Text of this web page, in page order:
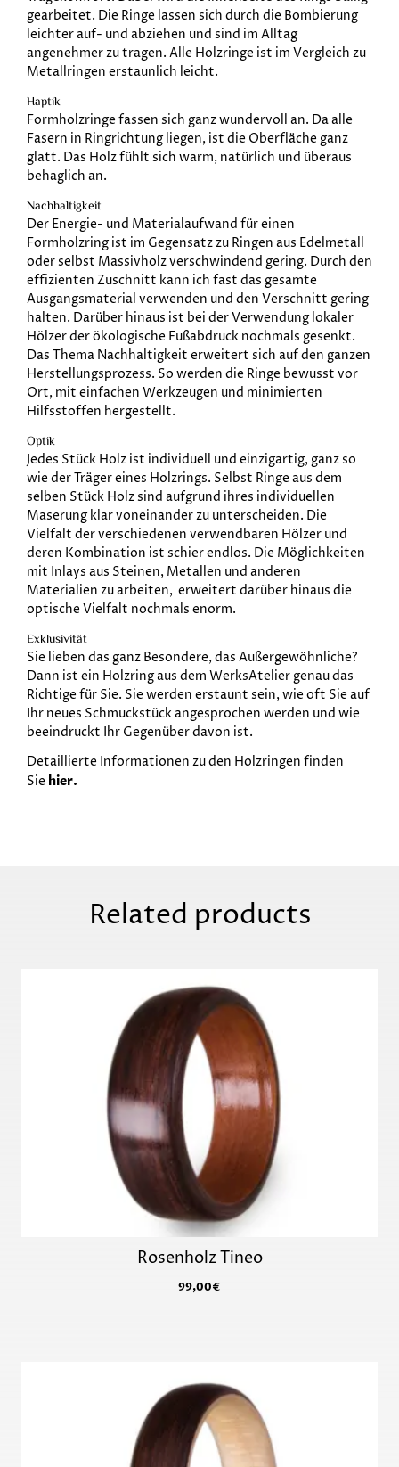
gearbeitet. Die Ringe lassen sich durch die Bombierung
leichter auf- und abziehen und sind im Alltag
angenehmer zu tragen. Alle Holzringe ist im Vergleich zu
Metallringen erstaunlich leicht.
Haptik
Formholzringe fassen sich ganz wundervoll an. Da alle
Fasern in Ringrichtung liegen, ist die Oberfläche ganz
glatt. Das Holz fühlt sich warm, natürlich und überaus
behaglich an.
Nachhaltigkeit
Der Energie- und Materialaufwand für einen
Formholzring ist im Gegensatz zu Ringen aus Edelmetall
oder selbst Massivholz verschwindend gering. Durch den
effizienten Zuschnitt kann ich fast das gesamte
Ausgangsmaterial verwenden und den Verschnitt gering
halten. Darüber hinaus ist bei der Verwendung lokaler
Hölzer der ökologische Fußabdruck nochmals gesenkt.
Das Thema Nachhaltigkeit erweitert sich auf den ganzen
Herstellungsprozess. So werden die Ringe bewusst vor
Ort, mit einfachen Werkzeugen und minimierten
Hilfsstoffen hergestellt.
Optik
Jedes Stück Holz ist individuell und einzigartig, ganz so
wie der Träger eines Holzrings. Selbst Ringe aus dem
selben Stück Holz sind aufgrund ihres individuellen
Maserung klar voneinander zu unterscheiden. Die
Vielfalt der verschiedenen verwendbaren Hölzer und
deren Kombination ist schier endlos. Die Möglichkeiten
mit Inlays aus Steinen, Metallen und anderen
Materialien zu arbeiten, erweitert darüber hinaus die
optische Vielfalt nochmals enorm.
Exklusivität
Sie lieben das ganz Besondere, das Außergewöhnliche?
Dann ist ein Holzring aus dem WerksAtelier genau das
Richtige für Sie. Sie werden erstaunt sein, wie oft Sie auf
Ihr neues Schmuckstück angesprochen werden und wie
beeindruckt Ihr Gegenüber davon ist.
Detaillierte Informationen zu den Holzringen finden
Sie hier.
Related products
Rosenholz Tineo
99,00€